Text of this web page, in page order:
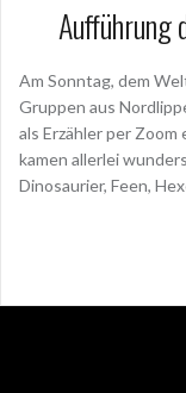
Aufführung
Am Sonntag, dem
Gruppen aus
als Erzähler per
kamen allerlei
Dinosaurier, Feen,